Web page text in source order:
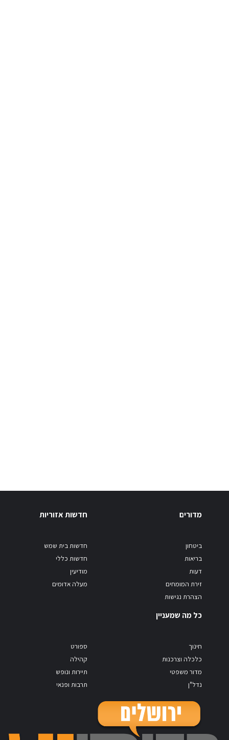
מדורים
ביטחון
בריאות
דעות
זירת המומחים
הצהרת נגישות
חדשות אזוריות
חדשות בית שמש
חדשות כללי
מודיעין
מעלה אדומים
כל מה שמעניין
חינוך
כלכלה וצרכנות
מדור משפטי
נדל"ן
ספורט
קהילה
תיירות ונופש
תרבות ופנאי